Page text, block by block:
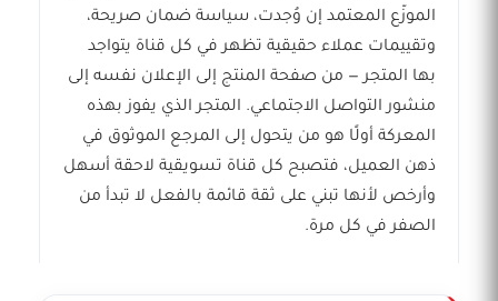
الموزّع المعتمد إن وُجدت، سياسة ضمان صريحة،
وتقييمات عملاء حقيقية تظهر في كل قناة يتواجد
بها المتجر — من صفحة المنتج إلى الإعلان نفسه إلى
منشور التواصل الاجتماعي. المتجر الذي يفوز بهذه
المعركة أولًا هو من يتحول إلى المرجع الموثوق في
ذهن العميل، فتصبح كل قناة تسويقية لاحقة أسهل
وأرخص لأنها تبني على ثقة قائمة بالفعل لا تبدأ من
الصفر في كل مرة.